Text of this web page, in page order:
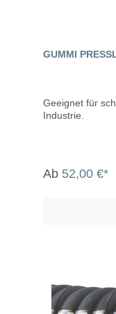
GUMMI
Geeignet für
Industrie.
Ab 52,00 €*